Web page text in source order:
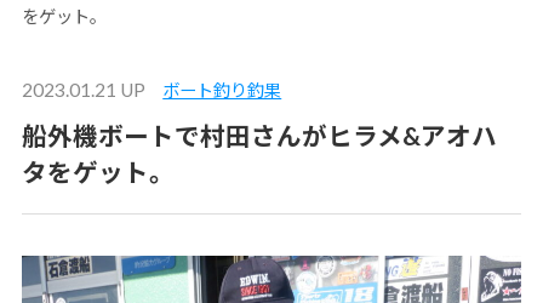
をゲット。
2023.01.21 UP ボート釣り釣果
船外機ボートで村田さんがヒラメ&アオハ
タをゲット。